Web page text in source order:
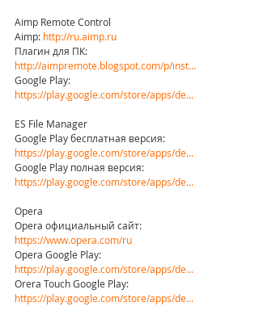
Aimp Remote Control
Aimp: http://ru.aimp.ru
Плагин для ПК:
http://aimpremote.blogspot.com/p/inst...
Google Play:
https://play.google.com/store/apps/de...
ES File Manager
Google Play бесплатная версия:
https://play.google.com/store/apps/de...
Google Play полная версия:
https://play.google.com/store/apps/de...
Opera
Opera официальный сайт:
https://www.opera.com/ru
Opera Google Play:
https://play.google.com/store/apps/de...
Orera Touch Google Play:
https://play.google.com/store/apps/de...